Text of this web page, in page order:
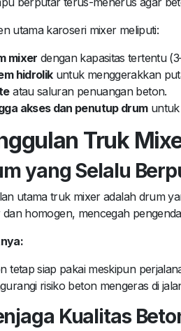
utama karoseri mixer meliputi:
mixer dengan kapasitas tertentu
hidrolikuntuk menggerakkan
atau saluran penuangan beton.
akses dan penutup drumuntuk
Truk
yang Selalu
utama truk mixer adalah drum
dan homogen, mencegah
tetap siap pakai meskipun
risiko beton mengeras di
Kualitas